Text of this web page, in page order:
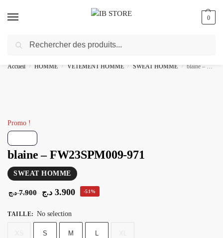
0
🎁 livraison gratuite au bureau dès 10000 DA avec paiement en ligne
Accueil / HOMME / VETEMENT HOMME / SWEAT HOMME / blaine – FW23SPM009-971
Promo !
blaine – FW23SPM009-971
SWEAT HOMME
7.900 د.ج 3.900 د.ج -51%
TAILLE: No selection
S M L